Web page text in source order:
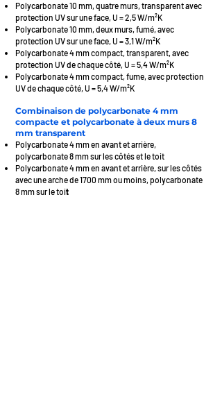
Polycarbonate 10 mm, quatre murs, transparent avec
protection UV sur une face, U = 2,5 W/m²K
Polycarbonate 10 mm, deux murs, fumé, avec
protection UV sur une face, U = 3,1 W/m²K
Polycarbonate 4 mm compact, transparent, avec
protection UV de chaque côté, U = 5,4 W/m²K
Polycarbonate 4 mm compact, fume, avec protection
UV de chaque côté, U = 5,4 W/m²K
Combinaison de polycarbonate 4 mm
compacte et polycarbonate à deux murs 8
mm transparent
Polycarbonate 4 mm en avant et arrière,
polycarbonate 8 mm sur les côtés et le toit
Polycarbonate4 mm en avant et arrière, sur les côtés
avec une arche de 1700 mm ou moins, polycarbonate
8 mm sur le toit